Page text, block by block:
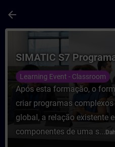
arrow_back
Kurs - SIMATIC S7
SIMATIC S7
Learning Event - Classroom
Após esta formação, o
criar programas
global, a relação existente
componentes de uma s...